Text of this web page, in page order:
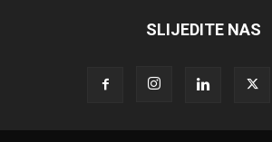
SLIJEDITE NAS